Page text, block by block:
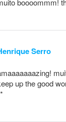
boooommm!
Serro
up the good